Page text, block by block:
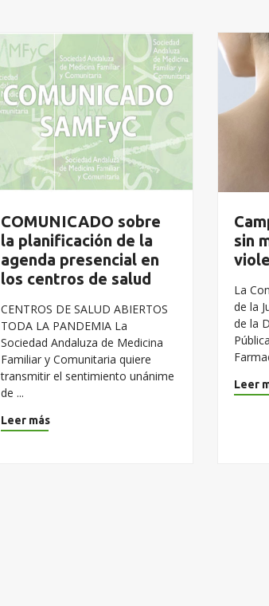
COMUNICADO sobre
la planificación de la
agenda presencial en
los centros de salud
CENTROS DE SALUD ABIERTOS
TODA LA PANDEMIA La
Sociedad Andaluza de Medicina
Familiar y Comunitaria quiere
transmitir el sentimiento unánime
de ...
Leer más
sin
La
de la
de la
Leer